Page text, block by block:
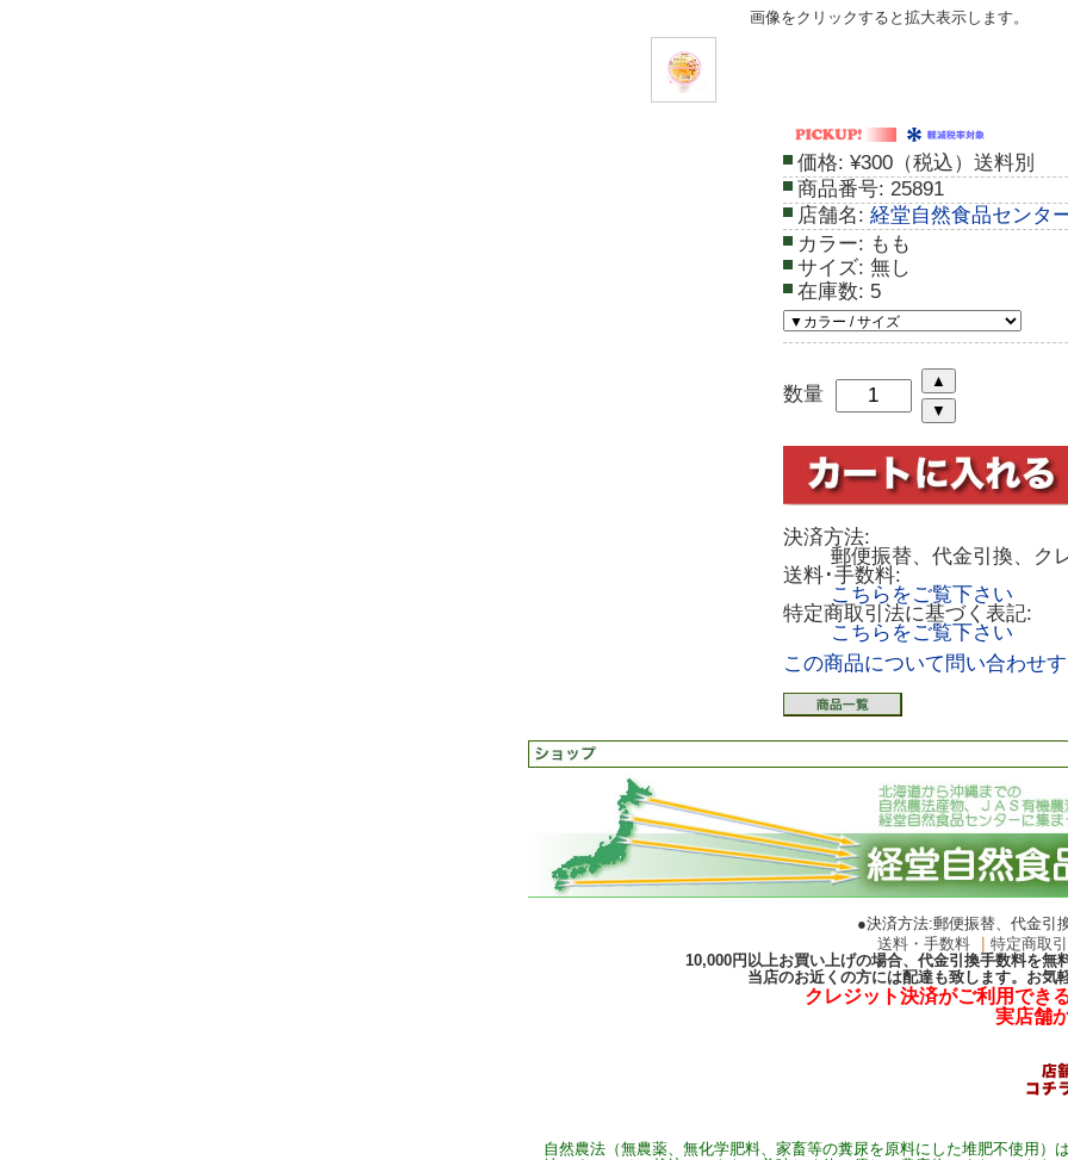
画像をクリックすると拡大表示します。
価格: ¥300（税込）送料別
商品番号: 25891
店舗名: 経堂自然食品センタ
カラー: もも
サイズ: 無し
在庫数: 5
数量
決済方法:
郵便振替、代金引換、ク
送料･手数料:
こちらをご覧下さい
特定商取引法に基づく表記:
こちらをご覧下さい
この商品について問い合わせ
●決済方法:郵便振替、代金引
送料・手数料
特定商取
10,000円以上お買い上げの場合、代金引換手数料を無
当店のお近くの方には配達も致します。お気
クレジット決済がご利用でき
実店舗
自然農法（無農薬、無化学肥料、家畜等の糞尿を原料にした堆肥不使用）